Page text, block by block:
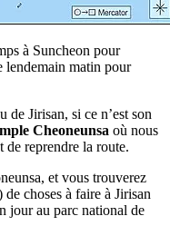
à Suncheon pour
lendemain matin pour
de Jirisan, si ce n’est son
Cheoneunsa où nous
de reprendre la route.
et vous trouverez
choses à faire à Jirisan
jour au parc national de